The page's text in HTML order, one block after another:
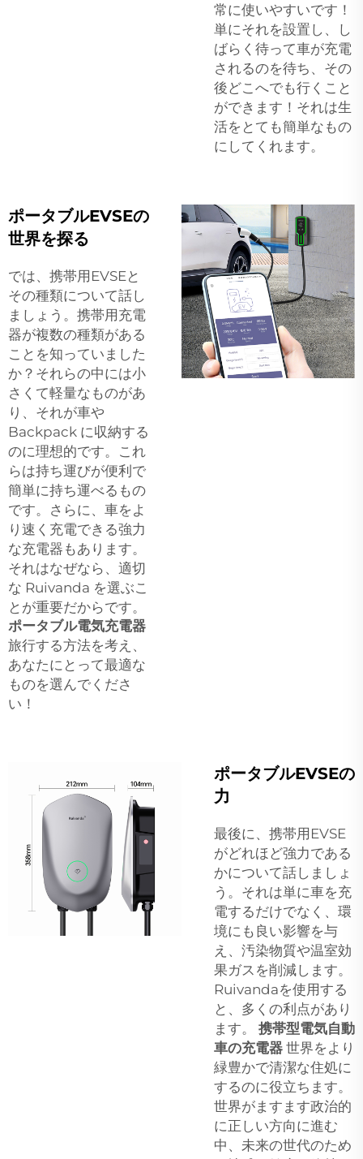
常に使いやすいです！
単にそれを設置し、し
ばらく待って車が充電
されるのを待ち、その
後どこへでも行くこと
ができます！それは生
活をとても簡単なもの
にしてくれます。
ポータブルEVSEの
世界を探る
では、携帯用EVSEと
その種類について話し
ましょう。携帯用充電
器が複数の種類がある
ことを知っていました
か？それらの中には小
さくて軽量なものがあ
り、それが車や
Backpack に収納する
のに理想的です。これ
らは持ち運びが便利で
簡単に持ち運べるもの
です。さらに、車をよ
り速く充電できる強力
な充電器もあります。
それはなぜなら、適切
な Ruivanda を選ぶこ
とが重要だからです。
ポータブル電気充電器
旅行する方法を考え、
あなたにとって最適な
ものを選んでくださ
い！
ポータブルEVSEの
力
最後に、携帯用EVSE
がどれほど強力である
かについて話しましょ
う。それは単に車を充
電するだけでなく、環
境にも良い影響を与
え、汚染物質や温室効
果ガスを削減します。
Ruivandaを使用する
と、多くの利点があり
ます。 携帯型電気自動
車の充電器 世界をより
緑豊かで清潔な住処に
するのに役立ちます。
世界がますます政治的
に正しい方向に進む
中、未来の世代のため